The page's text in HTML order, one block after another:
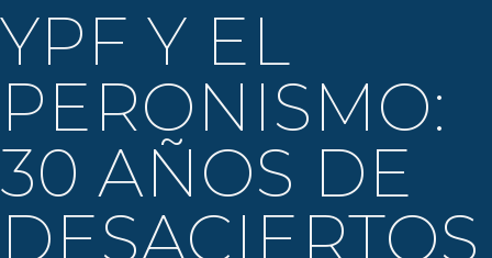
YPF Y EL
PERONISMO:
30 AÑOS DE
DESACIERTOS